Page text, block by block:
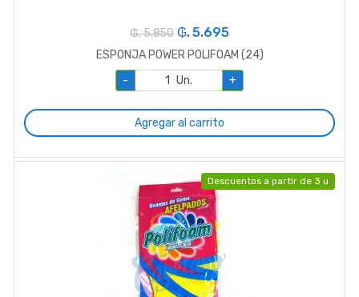
₲. 5.850 ₲. 5.695
ESPONJA POWER POLIFOAM (24)
-
Un. +
Agregar al carrito
Descuentos a partir de 3 u